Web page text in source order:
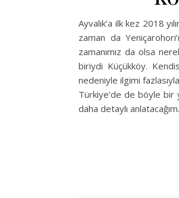
Ayvalık’a ilk kez 2018
zaman da
zamanımız da olsa
biriydi Küçükköy.
nedeniyle ilgimi
Türkiye’de de böyle bir
daha detaylı